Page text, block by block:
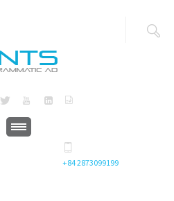
+84 2873099199